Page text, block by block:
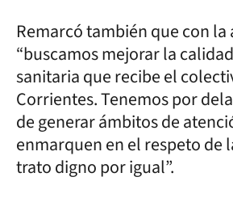
Remarcó también que con la
“buscamos mejorar la
sanitaria que recibe el
Corrientes. Tenemos por
de generar ámbitos de
enmarquen en el respeto de
trato digno por igual”.